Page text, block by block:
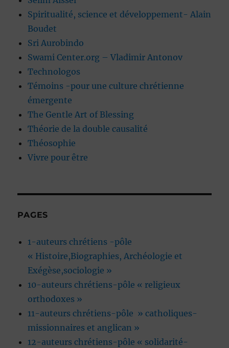
Spiritualité, science et développement- Alain
Boudet
Sri Aurobindo
Swami Center.org – Vladimir Antonov
Technologos
Témoins -pour une culture chrétienne
émergente
The Gentle Art of Blessing
Théorie de la double causalité
Théosophie
Vivre pour être
PAGES
1-auteurs chrétiens -pôle
« Histoire,Biographies, Archéologie et
Exégèse,sociologie »
10-auteurs chrétiens-pôle « religieux
orthodoxes »
11-auteurs chrétiens-pôle » catholiques-
missionnaires et anglican »
12-auteurs chrétiens-pôle « solidarité-